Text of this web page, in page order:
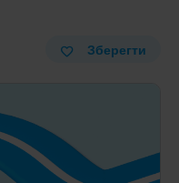
Зберегти